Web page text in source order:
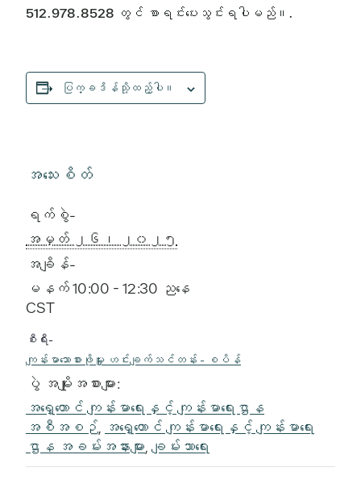
512.978.8528 တွင် စာရင်းပေးသွင်းရပါမည်။.
ပြက္ခဒိန်သို့ထည့်ပါ။
အသေးစိတ်
ရက်စွဲ-
အမှတ် ၂၆၊ ၂၀၂၅
အချိန်-
မနက် 10:00 - 12:30 ညနေ
CST
စီးရီး-
ကျန်းမာသောစားဖိုမှူး ဟင်းချက်သင်တန်း - စပိန်
ပွဲ အမျိုးအစားများ:
အရှေ့တောင် ကျန်းမာရေးနှင့် ကျန်းမာရေးဌာန
အစီအစဉ်, အရှေ့တောင် ကျန်းမာရေးနှင့် ကျန်းမာရေး
ဌာန အခမ်းအနားများ, ချမ်းသာရေး